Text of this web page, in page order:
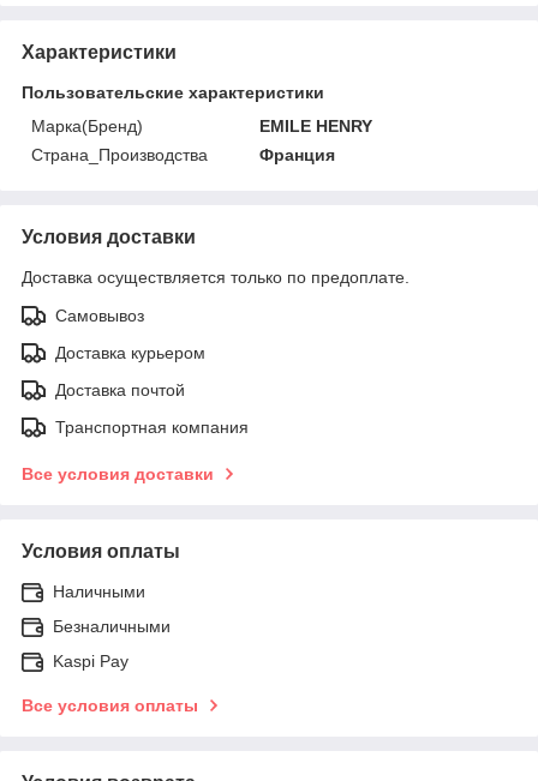
Характеристики
Пользовательские характеристики
Марка(Бренд)
EMILE HENRY
Страна_Производства
Франция
Условия доставки
Доставка осуществляется только по предоплате.
Самовывоз
Доставка курьером
Доставка почтой
Транспортная компания
Все условия доставки
Условия оплаты
Наличными
Безналичными
Kaspi Pay
Все условия оплаты